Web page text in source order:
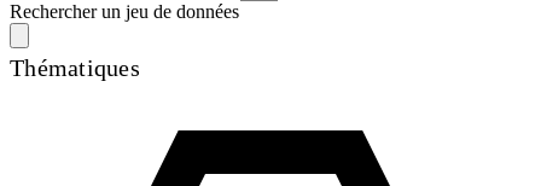
Rechercher un jeu de données
Thématiques